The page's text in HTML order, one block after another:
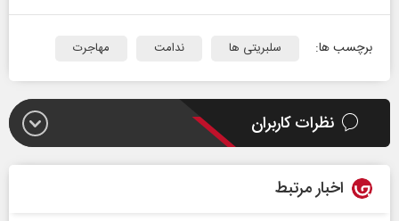
برچسب ها: سلبریتی ها ندامت مهاجرت
نظرات کاربران
اخبار مرتبط